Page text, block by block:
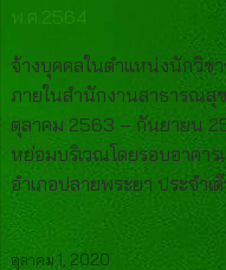
พ.ศ.2564
จ้างบุคคลในตำแหน่งนักวิช
ภายในสำนักงานสาธารณสุ
ตุลาคม 2563 – กันยายน
หย่อมบริเวณโดยรอบอาคา
อำเภอปลายพระยา ประจำ
ตุลาคม 1, 2020